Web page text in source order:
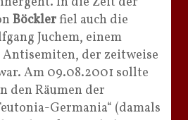
Böcklerfiel auch die
Juchem, einem
der zeitweise
Am 09.08.2001 sollte
den Räumen der
Germania“ (damals